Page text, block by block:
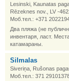
Lesinski, Kaunatas
Rēzeknes nov., LV -
Моб.тел.: +371
Два пляжа (не
инвентаря, ласт.
катамараны.
Silmalas
Siveriņa, Rušonas
Моб.тел.: 371